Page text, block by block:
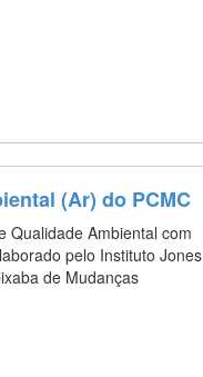
(Ar) do PCMC
Qualidade Ambiental com
pelo Instituto Jones
de Mudanças